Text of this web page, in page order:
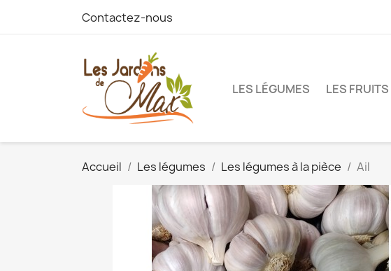
Contactez-nous
LES LÉGUMES LES FRUITS
Accueil Les légumes Les légumes à la pièce Ail